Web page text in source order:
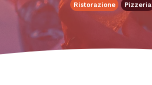
Ristorazione Pizzeria